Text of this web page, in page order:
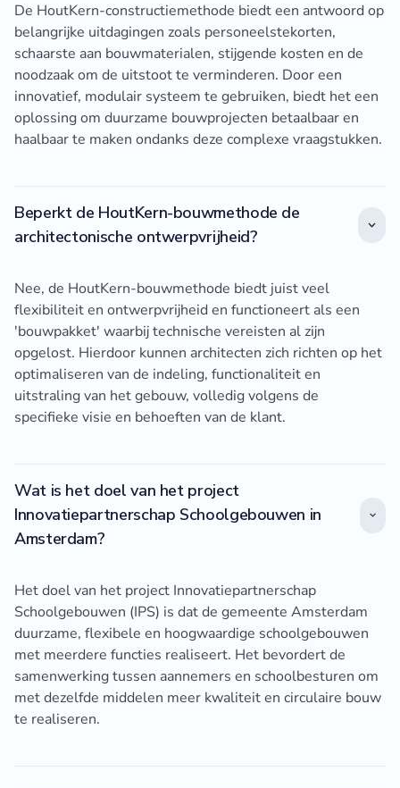
De HoutKern-constructiemethode biedt een antwoord op
belangrijke uitdagingen zoals personeelstekorten,
schaarste aan bouwmaterialen, stijgende kosten en de
noodzaak om de uitstoot te verminderen. Door een
innovatief, modulair systeem te gebruiken, biedt het een
oplossing om duurzame bouwprojecten betaalbaar en
haalbaar te maken ondanks deze complexe vraagstukken.
Beperkt de HoutKern-bouwmethode de
architectonische ontwerpvrijheid?
Nee, de HoutKern-bouwmethode biedt juist veel
flexibiliteit en ontwerpvrijheid en functioneert als een
'bouwpakket' waarbij technische vereisten al zijn
opgelost. Hierdoor kunnen architecten zich richten op het
optimaliseren van de indeling, functionaliteit en
uitstraling van het gebouw, volledig volgens de
specifieke visie en behoeften van de klant.
Wat is het doel van het project
Innovatiepartnerschap Schoolgebouwen in
Amsterdam?
Het doel van het project Innovatiepartnerschap
Schoolgebouwen (IPS) is dat de gemeente Amsterdam
duurzame, flexibele en hoogwaardige schoolgebouwen
met meerdere functies realiseert. Het bevordert de
samenwerking tussen aannemers en schoolbesturen om
met dezelfde middelen meer kwaliteit en circulaire bouw
te realiseren.